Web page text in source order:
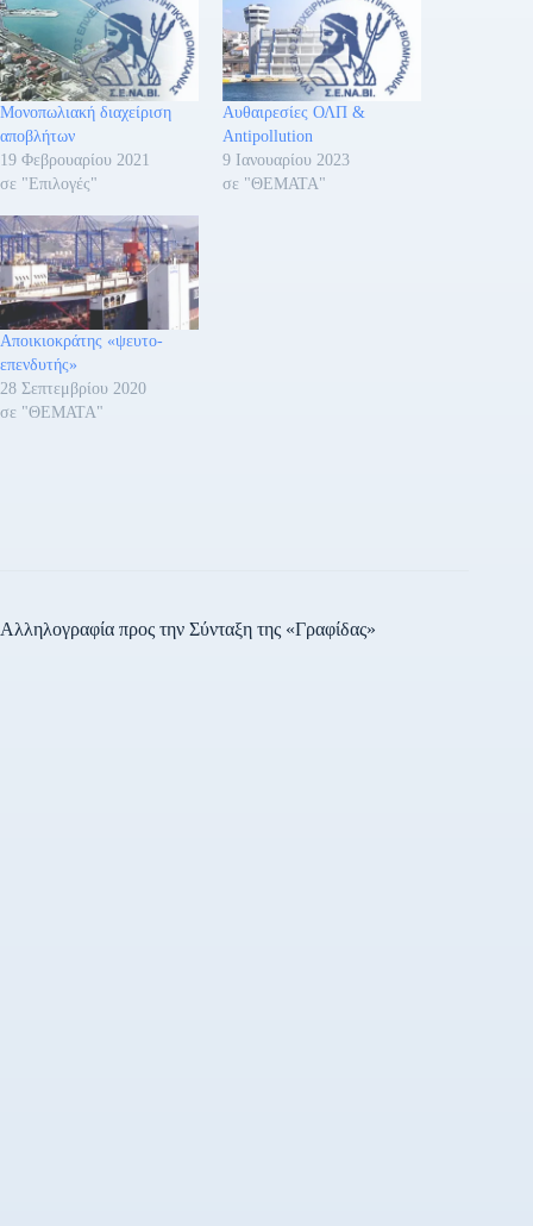
Μονοπωλιακή διαχείριση
αποβλήτων
19 Φεβρουαρίου 2021
σε "Επιλογές"
Αυθαιρεσίες ΟΛΠ &
Antipollution
9 Ιανουαρίου 2023
σε "ΘΕΜΑΤΑ"
Αποικιοκράτης «ψευτο-
επενδυτής»
28 Σεπτεμβρίου 2020
σε "ΘΕΜΑΤΑ"
Αλληλογραφία προς την Σύνταξη της «Γραφίδας»